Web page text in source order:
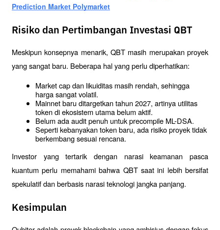
Prediction Market Polymarket
Risiko dan Pertimbangan Investasi QBT
Meskipun konsepnya menarik, QBT masih merupakan proyek
yang sangat baru. Beberapa hal yang perlu diperhatikan:
Market cap dan likuiditas masih rendah, sehingga
harga sangat volatil.
Mainnet baru ditargetkan tahun 2027, artinya utilitas
token di ekosistem utama belum aktif.
Belum ada audit penuh untuk precompile ML-DSA.
Seperti kebanyakan token baru, ada risiko proyek tidak
berkembang sesuai rencana.
Investor yang tertarik dengan narasi keamanan pasca
kuantum perlu memahami bahwa QBT saat ini lebih bersifat
spekulatif dan berbasis narasi teknologi jangka panjang.
Kesimpulan